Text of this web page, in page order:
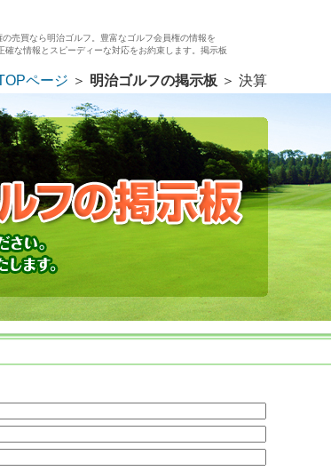
の売買なら明治ゴルフ。豊富なゴルフ会員権の情報を
確な情報とスピーディーな対応をお約束します。掲示板
ページ ＞ 明治ゴルフの掲示板 ＞ 決算